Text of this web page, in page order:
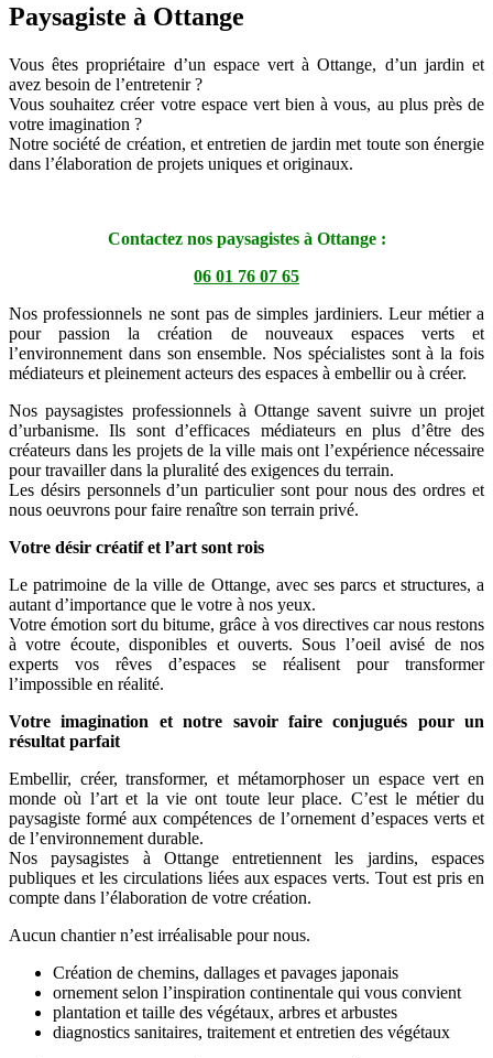
Paysagiste à Ottange
Vous êtes propriétaire d’un espace vert à Ottange, d’un jardin et
avez besoin de l’entretenir ?
Vous souhaitez créer votre espace vert bien à vous, au plus près de
votre imagination ?
Notre société de création, et entretien de jardin met toute son énergie
dans l’élaboration de projets uniques et originaux.
Contactez nos paysagistes à Ottange :
06 01 76 07 65
Nos professionnels ne sont pas de simples jardiniers. Leur métier a
pour passion la création de nouveaux espaces verts et
l’environnement dans son ensemble. Nos spécialistes sont à la fois
médiateurs et pleinement acteurs des espaces à embellir ou à créer.
Nos paysagistes professionnels à Ottange savent suivre un projet
d’urbanisme. Ils sont d’efficaces médiateurs en plus d’être des
créateurs dans les projets de la ville mais ont l’expérience nécessaire
pour travailler dans la pluralité des exigences du terrain.
Les désirs personnels d’un particulier sont pour nous des ordres et
nous oeuvrons pour faire renaître son terrain privé.
Votre désir créatif et l’art sont rois
Le patrimoine de la ville de Ottange, avec ses parcs et structures, a
autant d’importance que le votre à nos yeux.
Votre émotion sort du bitume, grâce à vos directives car nous restons
à votre écoute, disponibles et ouverts. Sous l’oeil avisé de nos
experts vos rêves d’espaces se réalisent pour transformer
l’impossible en réalité.
Votre imagination et notre savoir faire conjugués pour un
résultat parfait
Embellir, créer, transformer, et métamorphoser un espace vert en
monde où l’art et la vie ont toute leur place. C’est le métier du
paysagiste formé aux compétences de l’ornement d’espaces verts et
de l’environnement durable.
Nos paysagistes à Ottange entretiennent les jardins, espaces
publiques et les circulations liées aux espaces verts. Tout est pris en
compte dans l’élaboration de votre création.
Aucun chantier n’est irréalisable pour nous.
Création de chemins, dallages et pavages japonais
ornement selon l’inspiration continentale qui vous convient
plantation et taille des végétaux, arbres et arbustes
diagnostics sanitaires, traitement et entretien des végétaux